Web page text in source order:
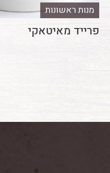
מנות ראשונות
פרייד מאיטאקי